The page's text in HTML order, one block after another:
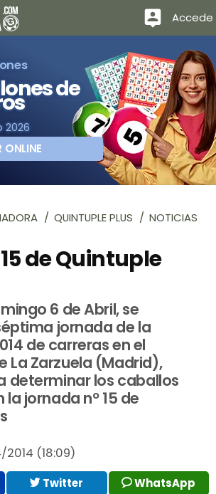
Accede
de
2026
ONLINE
QUINTUPLE PLUS NOTICIAS
de Quintuple
6 de Abril, se
jornada de la
de carreras en el
La Zarzuela (Madrid),
determinar los caballos
jornada nº 15 de
(18:09)
Twitter WhatsApp